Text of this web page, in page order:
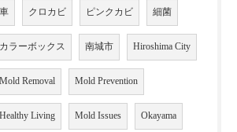
車 クロカビ ピンクカビ 細菌
カラーボックス 南城市 Hiroshima City
Mold Removal Mold Prevention
Healthy Living Mold Issues Okayama